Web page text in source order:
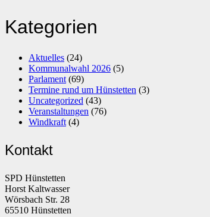
Kategorien
Aktuelles (24)
Kommunalwahl 2026 (5)
Parlament (69)
Termine rund um Hünstetten (3)
Uncategorized (43)
Veranstaltungen (76)
Windkraft (4)
Kontakt
SPD Hünstetten
Horst Kaltwasser
Wörsbach Str. 28
65510 Hünstetten